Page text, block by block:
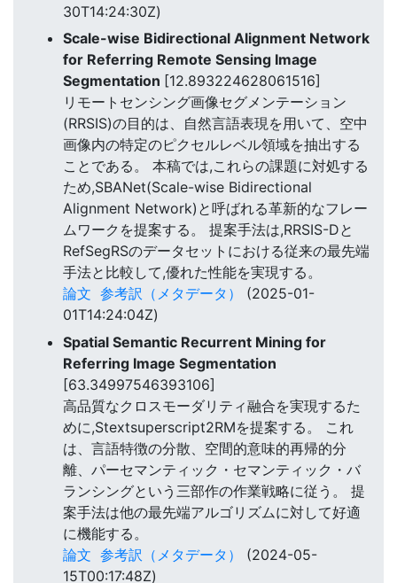
30T14:24:30Z)
Scale-wise Bidirectional Alignment Network
for Referring Remote Sensing Image
Segmentation [12.893224628061516]
リモートセンシング画像セグメンテーション
(RRSIS)の目的は、自然言語表現を用いて、空中
画像内の特定のピクセルレベル領域を抽出する
ことである。 本稿では,これらの課題に対処する
ため,SBANet(Scale-wise Bidirectional
Alignment Network)と呼ばれる革新的なフレー
ムワークを提案する。 提案手法は,RRSIS-Dと
RefSegRSのデータセットにおける従来の最先端
手法と比較して,優れた性能を実現する。
論文 参考訳（メタデータ）
(2025-01-
01T14:24:04Z)
Spatial Semantic Recurrent Mining for
Referring Image Segmentation
[63.34997546393106]
高品質なクロスモーダリティ融合を実現するた
めに,Stextsuperscript2RMを提案する。 これ
は、言語特徴の分散、空間的意味的再帰的分
離、パーセマンティック・セマンティック・バ
ランシングという三部作の作業戦略に従う。 提
案手法は他の最先端アルゴリズムに対して好適
に機能する。
論文 参考訳（メタデータ）
(2024-05-
15T00:17:48Z)